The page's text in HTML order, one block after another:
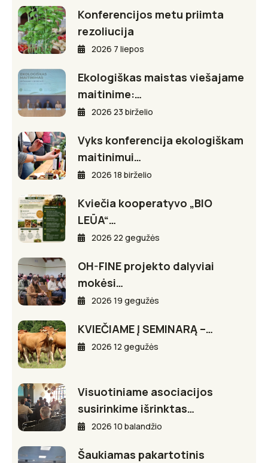
Konferencijos metu priimta
rezoliucija
2026 7 liepos
Ekologiškas maistas viešajame
maitinime:…
2026 23 birželio
Vyks konferencija ekologiškam
maitinimui…
2026 18 birželio
Kviečia kooperatyvo „BIO
LEŪA“…
2026 22 gegužės
OH-FINE projekto dalyviai
mokėsi…
2026 19 gegužės
KVIEČIAME Į SEMINARĄ –…
2026 12 gegužės
Visuotiniame asociacijos
susirinkime išrinktas…
2026 10 balandžio
Šaukiamas pakartotinis